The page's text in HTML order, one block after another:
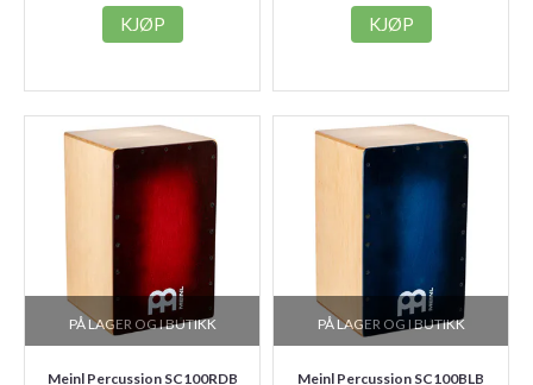
KJØP KJØP
PÅ LAGER OG I BUTIKK
Meinl Percussion SC100RDB
PÅ LAGER OG I BUTIKK
Meinl Percussion SC100BLB